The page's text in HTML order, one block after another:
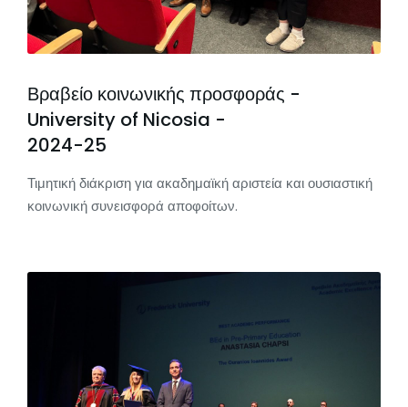
Βραβείο κοινωνικής προσφοράς -
University of Nicosia -
2024-25
Τιμητική διάκριση για ακαδημαϊκή αριστεία και ουσιαστική
κοινωνική συνεισφορά αποφοίτων.